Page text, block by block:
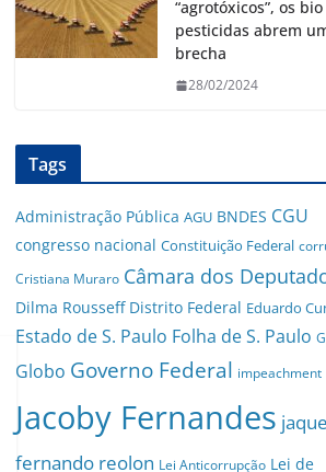
“agrotóxicos”, os bio
pesticidas abrem
brecha
28/02/2024
Tags
Administração Pública AGU BNDES CGU
congresso nacional Constituição Federal
Cristiana Muraro Câmara dos
Dilma Rousseff Distrito Federal Eduardo
Estado de S. Paulo Folha de S. Paulo
Globo Governo Federal impeachment
Jacoby Fernandes
fernando reolon Lei Anticorrupção Lei de